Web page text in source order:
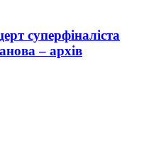
суперфіналіста
– архів